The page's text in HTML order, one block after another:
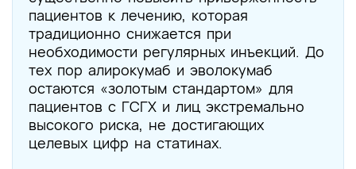
пациентов к лечению, которая
традиционно снижается при
необходимости регулярных инъекций. До
тех пор алирокумаб и эволокумаб
остаются «золотым стандартом» для
пациентов с ГСГХ и лиц экстремально
высокого риска, не достигающих
целевых цифр на статинах.